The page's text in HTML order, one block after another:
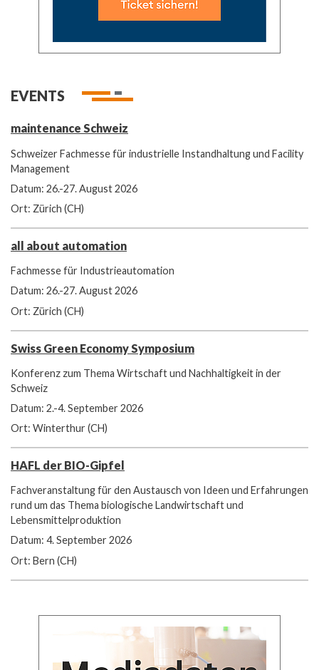
EVENTS
maintenance Schweiz
Schweizer Fachmesse für industrielle Instandhaltung und Facility
Management
Datum: 26.-27. August 2026
Ort: Zürich (CH)
all about automation
Fachmesse für Industrieautomation
Datum: 26.-27. August 2026
Ort: Zürich (CH)
Swiss Green Economy Symposium
Konferenz zum Thema Wirtschaft und Nachhaltigkeit in der
Schweiz
Datum: 2.-4. September 2026
Ort: Winterthur (CH)
HAFL der BIO-Gipfel
Fachveranstaltung für den Austausch von Ideen und Erfahrungen
rund um das Thema biologische Landwirtschaft und
Lebensmittelproduktion
Datum: 4. September 2026
Ort: Bern (CH)